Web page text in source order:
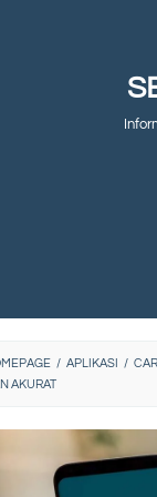
/ APLIKASI /
AKURAT